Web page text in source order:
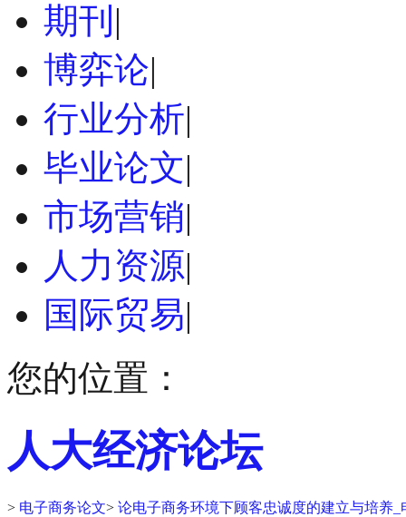
期刊 |
博弈论|
行业分析|
毕业论文|
市场营销|
人力资源|
国际贸易|
您的位置：
人大经济论坛
> 电子商务论文> 论电子商务环境下顾客忠诚度的建立与培养_